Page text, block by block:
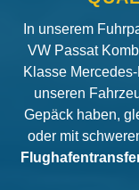
In unserem
VW Passat
Klasse
unseren
Gepäck haben,
oder mit